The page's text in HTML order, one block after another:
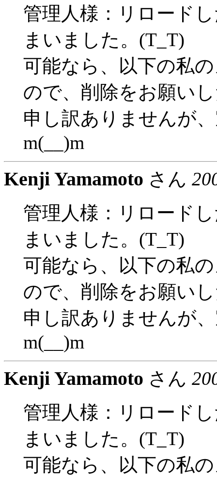
管理人様：リロード
まいました。(T_T)
可能なら、以下の私
ので、削除をお願い
申し訳ありませんが
m(__)m
Kenji Yamamoto さん
管理人様：リロード
まいました。(T_T)
可能なら、以下の私
ので、削除をお願い
申し訳ありませんが
m(__)m
Kenji Yamamoto さん
管理人様：リロード
まいました。(T_T)
可能なら、以下の私